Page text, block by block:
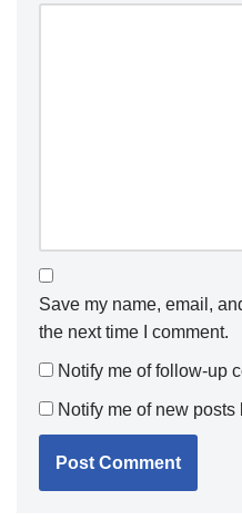
Save my name, email,
the next time I comment.
Notify me of follow-up
Notify me of new posts